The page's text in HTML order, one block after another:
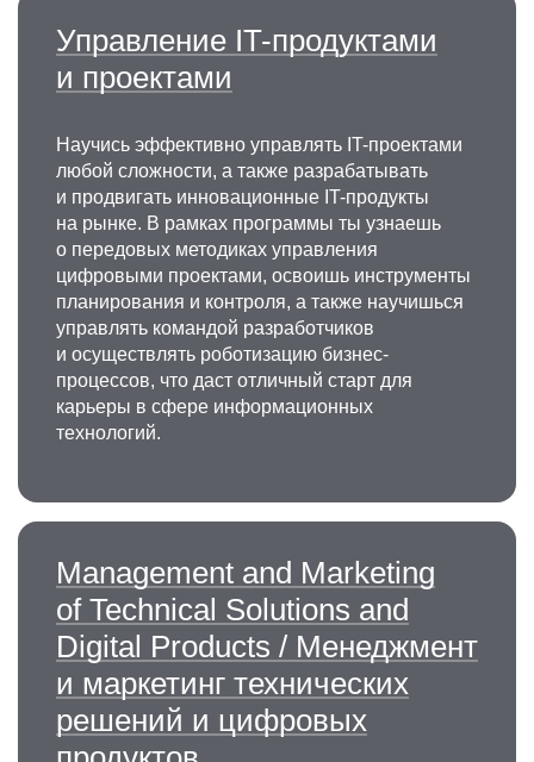
Управление IT-продуктами
и проектами
Научись эффективно управлять IT-проектами
любой сложности, а также разрабатывать
и продвигать инновационные IT-продукты
на рынке. В рамках программы ты узнаешь
о передовых методиках управления
цифровыми проектами, освоишь инструменты
планирования и контроля, а также научишься
управлять командой разработчиков
и осуществлять роботизацию бизнес-
процессов, что даст отличный старт для
карьеры в сфере информационных
технологий.
Management and Marketing
of Technical Solutions and
Digital Products / Менеджмент
и маркетинг технических
решений и цифровых